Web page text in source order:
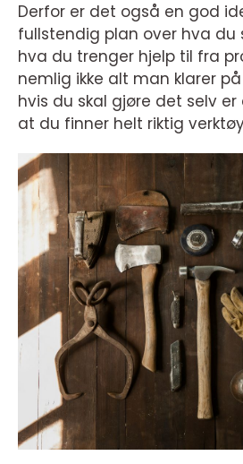
Derfor er det også en god
fullstendig plan over hva du
hva du trenger hjelp til fra
nemlig ikke alt man klarer
hvis du skal gjøre det selv
at du finner helt riktig